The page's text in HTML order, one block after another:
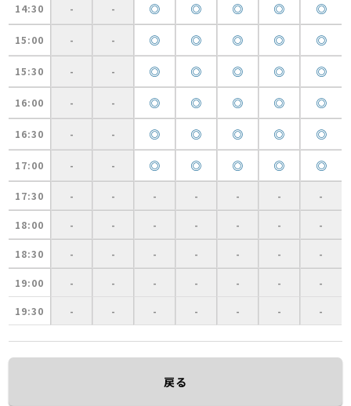
14:30 - - ◎ ◎ ◎ ◎ ◎
15:00 - - ◎ ◎ ◎ ◎ ◎
15:30 - - ◎ ◎ ◎ ◎ ◎
16:00 - - ◎ ◎ ◎ ◎ ◎
16:30 - - ◎ ◎ ◎ ◎ ◎
17:00 - - ◎ ◎ ◎ ◎ ◎
17:30 - - - - - - -
18:00 - - - - - - -
18:30 - - - - - - -
19:00 - - - - - - -
19:30 - - - - - - -
戻る